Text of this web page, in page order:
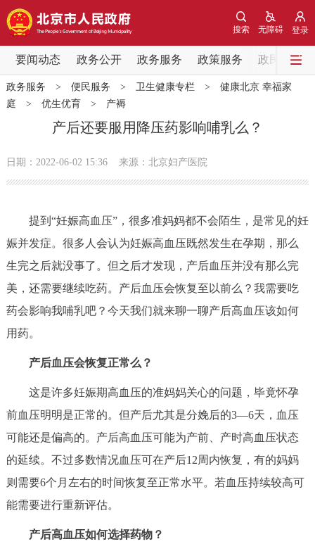
登录
无障碍
搜索
要闻动态 政务公开 政务服务 政策服务 政民互动
要闻动态
党中央精神 国务院信息 中央部委动态
北京要闻 会议信息 部门动态
各区热点
市领导 机构职能 政策服务
政策兑现 政策解读 回应关切
政务服务
便民服务 利企服务 投资项目
中介服务 阳光政务
政务服务 > 便民服务 > 卫生健康专栏> 健康北京 幸福家
庭 > 优生优育 > 产褥
产后还要服用降压药影响哺乳么？
日期：2022-06-02 15:36 来源：北京妇产医院
提到“妊娠高血压”，很多准妈妈都不会陌生，是常见的妊
娠并发症。很多人会认为妊娠高血压既然发生在孕期，那么
生完之后就没事了。但之后才发现，产后血压并没有那么完
美，还需要继续吃药。产后血压会恢复至以前么？我需要吃
药会影响我哺乳吧？今天我们就来聊一聊产后高血压该如何
用药。
产后血压会恢复正常么？
这是许多妊娠期高血压的准妈妈关心的问题，毕竟怀孕
前血压明明是正常的。但产后尤其是分娩后的3—6天，血压
可能还是偏高的。产后高血压可能为产前、产时高血压状态
的延续。不过多数情况血压可在产后12周内恢复，有的妈妈
则需要6个月左右的时间恢复至正常水平。若血压持续较高可
能需要进行重新评估。
产后高血压如何选择药物？